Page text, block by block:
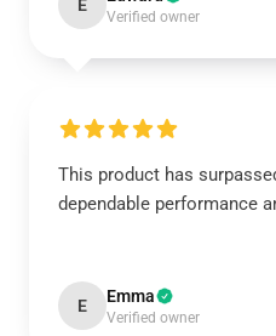
E
Verified owner
This product has
dependable performance
E Emma
Verified owner